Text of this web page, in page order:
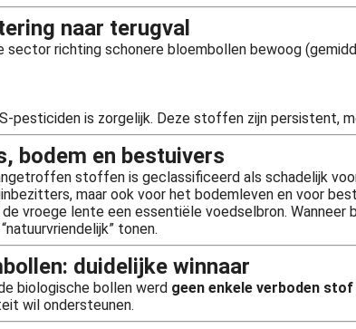
naar terugval
sector richting schonere bloembollen bewoog
pesticiden is zorgelijk. Deze stoffen zijn persistent,
bodem en bestuivers
stoffen is geclassificeerd als schadelijk
maar ook voor het bodemleven en voor
de vroege lente een essentiële voedselbron.
tonen.
duidelijke winnaar
biologische bollen werd geen enkele verboden stof
wil ondersteunen.